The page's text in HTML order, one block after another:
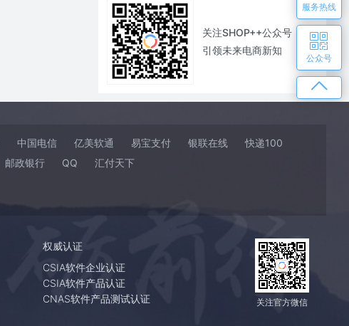
关注SHOP++公众号
引领未来电商新知
中国电信 亿美软通 易宝支付 银联在线
快递100
邮政银行 QQ 汇付天下
权威认证
CSIA软件企业认证
CSIA软件产品认证
CNAS软件产品测试认证
关注官方微信
服务热线
公众号